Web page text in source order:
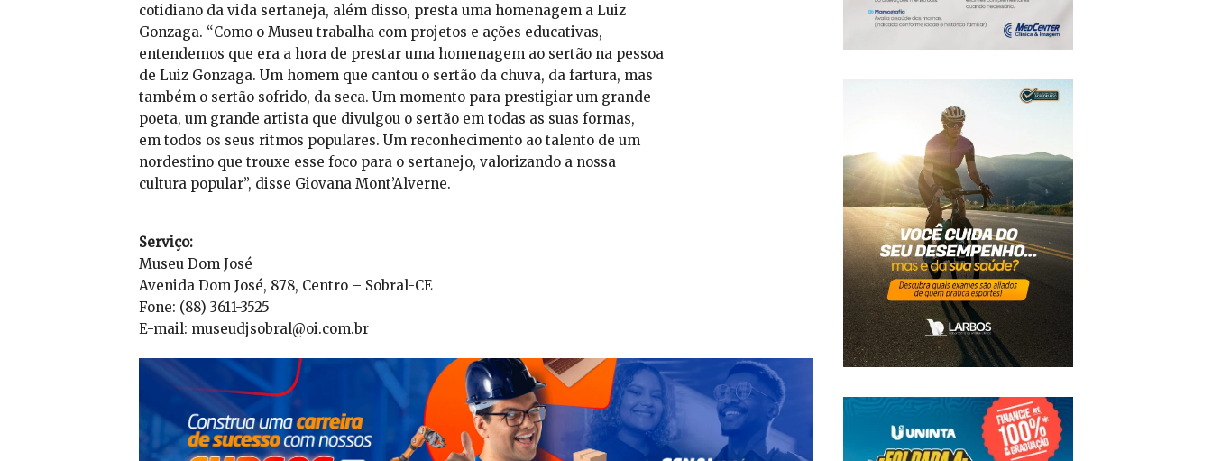
cotidiano da vida sertaneja, além disso, presta uma homenagem a Luiz
Gonzaga. “Como o Museu trabalha com projetos e ações educativas,
entendemos que era a hora de prestar uma homenagem ao sertão na pessoa
de Luiz Gonzaga. Um homem que cantou o sertão da chuva, da fartura, mas
também o sertão sofrido, da seca. Um momento para prestigiar um grande
poeta, um grande artista que divulgou o sertão em todas as suas formas,
em todos os seus ritmos populares. Um reconhecimento ao talento de um
nordestino que trouxe esse foco para o sertanejo, valorizando a nossa
cultura popular”, disse Giovana Mont’Alverne.
Serviço:
Museu Dom José
Avenida Dom José, 878, Centro – Sobral-CE
Fone: (88) 3611-3525
E-mail: museudjsobral@oi.com.br